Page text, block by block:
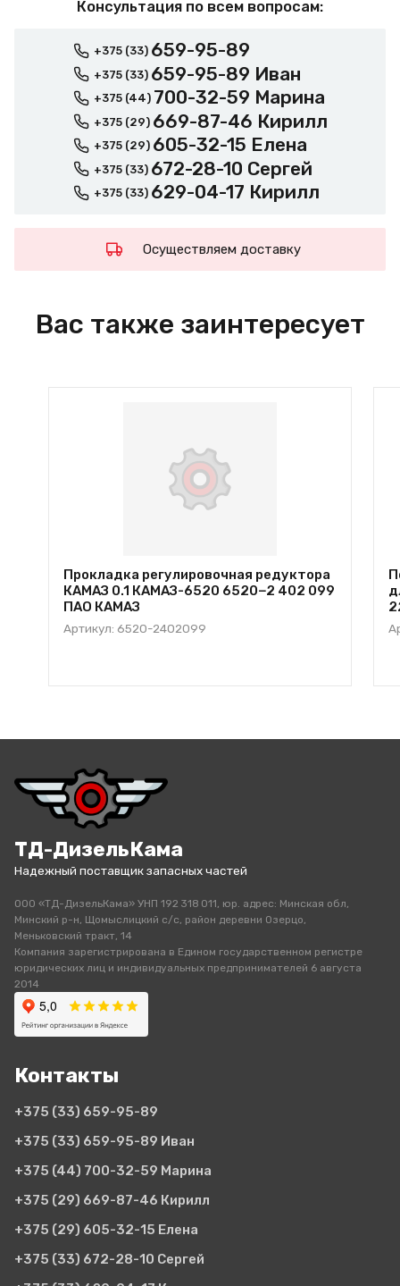
Консультация по всем вопросам:
+375 (33) 659-95-89
+375 (33) 659-95-89 Иван
+375 (44) 700-32-59 Марина
+375 (29) 669-87-46 Кирилл
+375 (29) 605-32-15 Елена
+375 (33) 672-28-10 Сергей
+375 (33) 629-04-17 Кирилл
Осуществляем доставку
Вас также заинтересует
Прокладка регулировочная редуктора
КАМАЗ 0.1 КАМАЗ-6520 6520−2 402 099
ПАО КАМАЗ
Артикул: 6520-2402099
ТД-ДизельКама
Надежный поставщик запасных частей
ООО «ТД-ДизельКама» УНП 192 318 011, юр. адрес: Минская обл,
Минский р-н, Щомыслицкий с/с, район деревни Озерцо,
Меньковский тракт, 14
Компания зарегистрирована в Едином государственном регистре
юридических лиц и индивидуальных предпринимателей 6 августа
2014
Контакты
+375 (33) 659-95-89
+375 (33) 659-95-89 Иван
+375 (44) 700-32-59 Марина
+375 (29) 669-87-46 Кирилл
+375 (29) 605-32-15 Елена
+375 (33) 672-28-10 Сергей